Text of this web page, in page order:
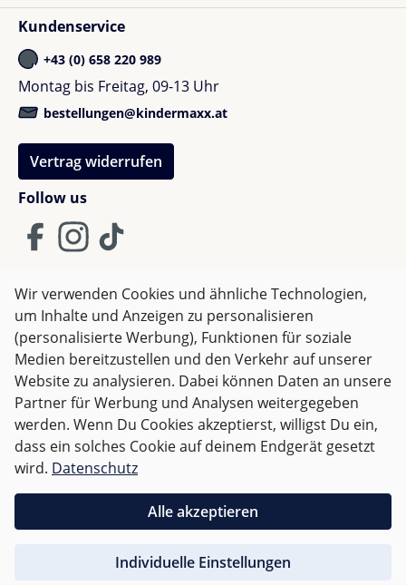
Anna M.
Einfach hervorragende Produkt von Cybex. Und so
eine schnelle Lieferung von Kindermaxx . Einfach
Top!
Follow us
Kundenservice
+43 (0) 658 220 989
Montag bis Freitag, 09-13 Uhr
bestellungen@kindermaxx.at
Vertrag widerrufen
AGB Impressum
Datenschutz
Widerrufsrecht
Alle Preise inkl. gesetzl. Mehrwertsteuer zzgl.Versandkosten
und ggf. Nachnahmegebühren, wenn nicht anders
angegeben.
Für Österreich sind Bestellungen ab 50,- EUR
versandkostenfrei.
Für andere Länder wird nachGewicht abgerechnet
Wir verwenden Cookies und ähnliche Technologien,
um Inhalte und Anzeigen zu personalisieren
(personalisierte Werbung), Funktionen für soziale
Medien bereitzustellen und den Verkehr auf unserer
Website zu analysieren. Dabei können Daten an unsere
Partner für Werbung und Analysen weitergegeben
werden. Wenn Du Cookies akzeptierst, willigst Du ein,
dass ein solches Cookie auf deinem Endgerät gesetzt
wird. Datenschutz
Individuelle Einstellungen
Alle akzeptieren